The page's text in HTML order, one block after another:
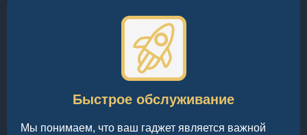
Быстрое обслуживание
Мы понимаем, что ваш гаджет является важной